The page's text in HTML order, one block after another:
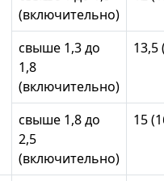
(включительно)
свыше 1,3 до
1,8
(включительно)
13,5
свыше 1,8 до
2,5
(включительно)
15